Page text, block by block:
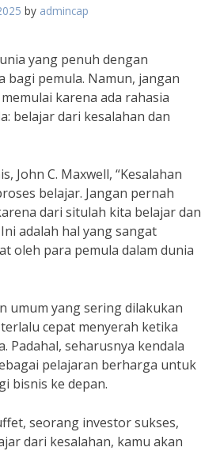
by admincap
yang penuh dengan
bagi pemula. Namun, jangan
karena ada rahasia
belajar dari kesalahan dan
John C. Maxwell, “Kesalahan
belajar. Jangan pernah
dari situlah kita belajar dan
adalah hal yang sangat
oleh para pemula dalam dunia
umum yang sering dilakukan
cepat menyerah ketika
Padahal, seharusnya kendala
pelajaran berharga untuk
bisnis ke depan.
seorang investor sukses,
dari kesalahan, kamu akan